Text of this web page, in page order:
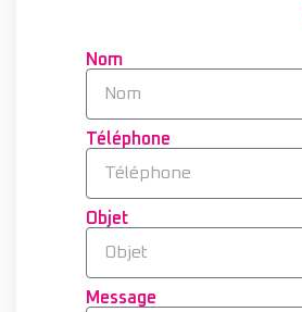
Nom
Téléphone
Objet
Message